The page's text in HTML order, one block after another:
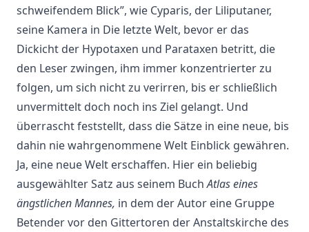
schweifendem Blick”, wie Cyparis, der Liliputaner,
seine Kamera in Die letzte Welt, bevor er das
Dickicht der Hypotaxen und Parataxen betritt, die
den Leser zwingen, ihm immer konzentrierter zu
folgen, um sich nicht zu verirren, bis er schließlich
unvermittelt doch noch ins Ziel gelangt. Und
überrascht feststellt, dass die Sätze in eine neue, bis
dahin nie wahrgenommene Welt Einblick gewähren.
Ja, eine neue Welt erschaffen. Hier ein beliebig
ausgewählter Satz aus seinem BuchAtlas eines
ängstlichen Mannes, in dem der Autor eine Gruppe
Betender vor den Gittertoren der Anstaltskirche des